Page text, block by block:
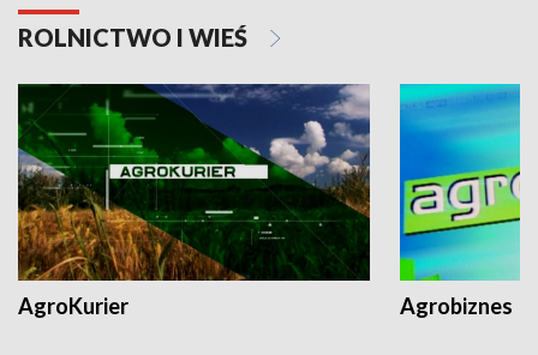
ROLNICTWO I WIEŚ
AgroKurier Agrobiznes